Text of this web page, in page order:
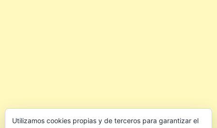
Utilizamos cookies propias y de terceros para garantizar el